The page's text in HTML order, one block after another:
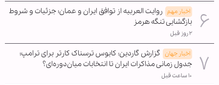
اخبار مهم روایت العربیه از توافق ایران و عمان؛ جزئیات و شروط
بازگشایی تنگه هرمز
۲ روز قبل
اخبار جهان گزارش گاردین: کابوس ترسناک کارتر برای ترامپ؛
جدول زمانی مذاکرات ایران تا انتخابات میان‌دوره‌ای؟
۱۰ ساعت قبل